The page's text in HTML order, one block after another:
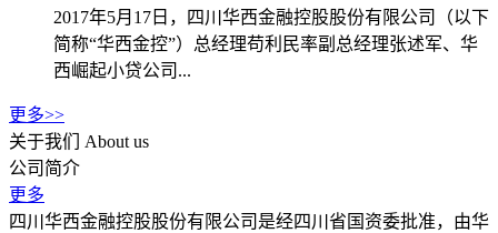
2017年5月17日，四川华西金融控股股份有限公司（以下
简称“华西金控”）总经理苟利民率副总经理张述军、华
西崛起小贷公司...
更多>>
关于我们
About us
公司简介
更多
四川华西金融控股股份有限公司是经四川省国资委批准，由华